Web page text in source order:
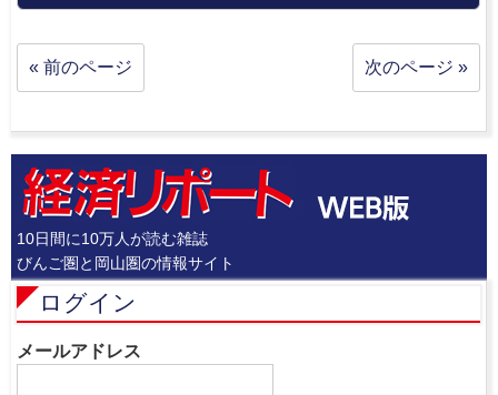
« 前のページ 次のページ »
10日間に10万人が読む雑誌
びんご圏と岡山圏の情報サイト
ログイン
メールアドレス